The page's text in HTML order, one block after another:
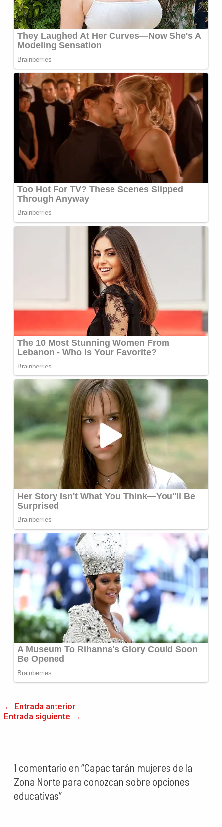
← Entrada anterior
Entrada siguiente →
1 comentario en “Capacitarán mujeres de la
Zona Norte para conozcan sobre opciones
educativas”